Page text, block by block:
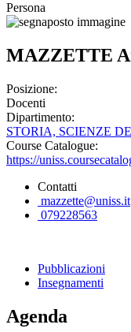
Persona
MAZZETTE
Posizione:
Docenti
Dipartimento:
STORIA, SCIENZE
Course Catalogue:
https://
Contatti
mazzette@uniss.it
079228563
Pubblicazioni
Insegnamenti
Agenda